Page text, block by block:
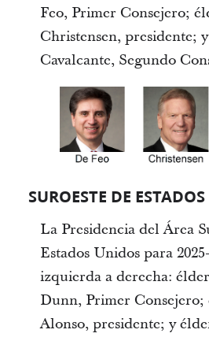
Feo, Primer Consejero;
Christensen, presidente;
Cavalcante, Segundo
SUROESTE DE
La Presidencia del Área
Estados Unidos para
izquierda a derecha:
Dunn, Primer Consejero;
Alonso, presidente; y